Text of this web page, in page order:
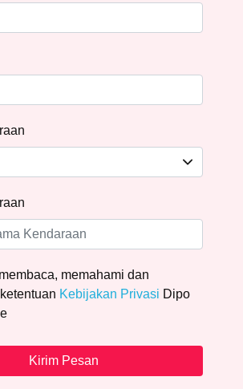
memahami dan
Kebijakan Privasi Dipo
Kirim Pesan